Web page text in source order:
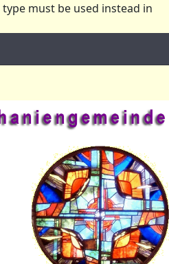
must be used instead in